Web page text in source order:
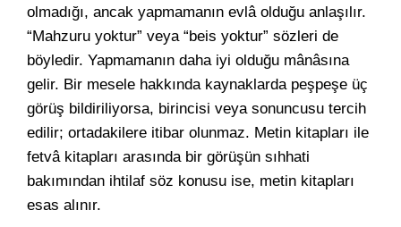
olmadığı, ancak yapmamanın evlâ olduğu anlaşılır.
“Mahzuru yoktur” veya “beis yoktur” sözleri de
böyledir. Yapmamanın daha iyi olduğu mânâsına
gelir. Bir mesele hakkında kaynaklarda peşpeşe üç
görüş bildiriliyorsa, birincisi veya sonuncusu tercih
edilir; ortadakilere itibar olunmaz. Metin kitapları ile
fetvâ kitapları arasında bir görüşün sıhhati
bakımından ihtilaf söz konusu ise, metin kitapları
esas alınır.